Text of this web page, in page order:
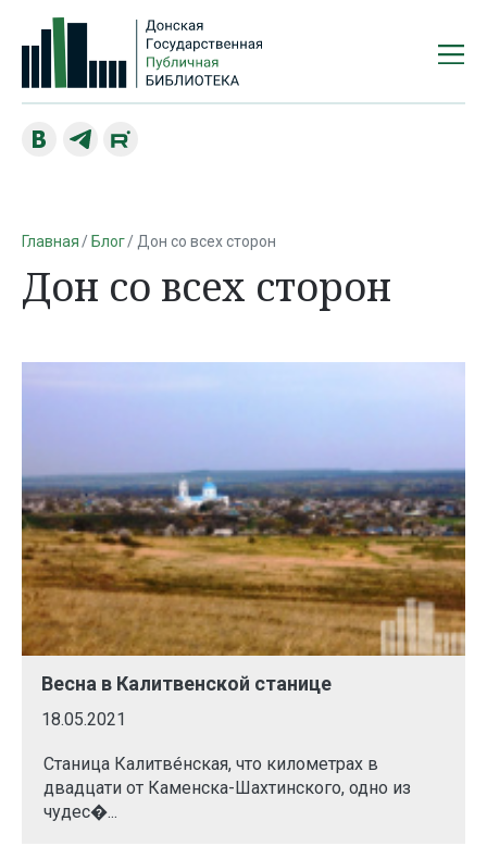
Главная Блог Дон со всех сторон
Дон со всех сторон
Весна в Калитвенской станице
18.05.2021
Станица Калитвéнская, что километрах в
двадцати от Каменска-Шахтинского, одно из
чудес�...